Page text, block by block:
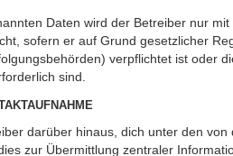
Daten wird der Betreiber nur
sofern er auf Grund gesetzlicher
verpflichtet ist oder
sind.
darüber hinaus, dich unter den
zur Übermittlung zentraler